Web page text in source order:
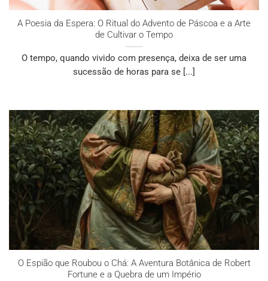
A Poesia da Espera: O Ritual do Advento de Páscoa e a Arte
de Cultivar o Tempo
O tempo, quando vivido com presença, deixa de ser uma
sucessão de horas para se [...]
O Espião que Roubou o Chá: A Aventura Botânica de Robert
Fortune e a Quebra de um Império